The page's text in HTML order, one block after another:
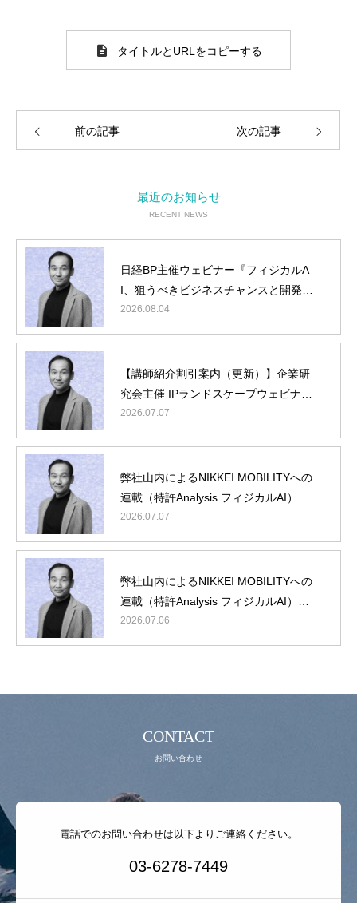
タイトルとURLをコピーする
前の記事 次の記事
最近のお知らせ
RECENT NEWS
日経BP主催ウェビナー『フィジカルA
I、狙うべきビジネスチャンスと開発タ
ーゲット』に弊社山内が登壇
2026.08.04
【講師紹介割引案内（更新）】企業研
究会主催 IPランドスケープウェビナー
『フィジカルAI編』に弊社山内が登壇
2026.07.07
弊社山内によるNIKKEI MOBILITYへの
連載（特許Analysis フィジカルAI）第5
回/最終回
2026.07.07
弊社山内によるNIKKEI MOBILITYへの
連載（特許Analysis フィジカルAI）第4
回
2026.07.06
CONTACT
お問い合わせ
電話でのお問い合わせは以下よりご連絡ください。
03-6278-7449
最新ニュース
動画コンテンツ
お問い合わせ